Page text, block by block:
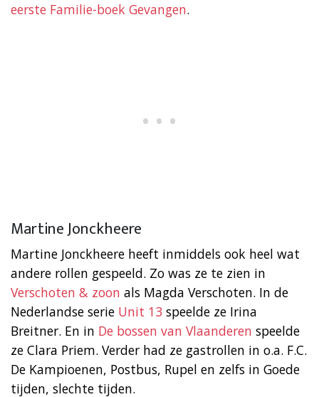
eerste Familie-boek Gevangen.
Martine Jonckheere
Martine Jonckheere heeft inmiddels ook heel wat
andere rollen gespeeld. Zo was ze te zien in
Verschoten & zoon als Magda Verschoten. In de
Nederlandse serie Unit 13 speelde ze Irina
Breitner. En in De bossen van Vlaanderen speelde
ze Clara Priem. Verder had ze gastrollen in o.a. F.C.
De Kampioenen, Postbus, Rupel en zelfs in Goede
tijden, slechte tijden.